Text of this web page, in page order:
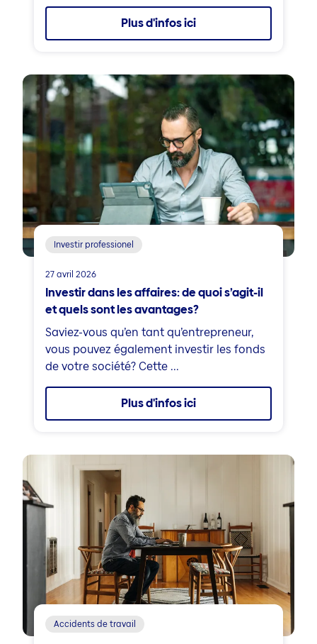
Plus d'infos ici
Investir professionel
27 avril 2026
Investir dans les affaires: de quoi s’agit-il
et quels sont les avantages?
Saviez-vous qu’en tant qu’entrepreneur,
vous pouvez également investir les fonds
de votre société? Cette ...
Plus d'infos ici
Accidents de travail